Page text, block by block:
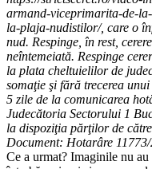
armand-viceprimarita-de-
la-plaja-nudistilor/, care o
nud. Respinge, în rest,
neîntemeiată. Respinge
la plata cheltuielilor de
somaţie şi fără trecerea
5 zile de la comunicarea
Judecătoria Sectorului 1
la dispoziţia părţilor de
Document: Hotarâre
Ce a urmat? Imaginile nu